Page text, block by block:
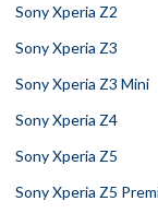
Sony Xperia Z2
Sony Xperia Z3
Sony Xperia Z3 Mini
Sony Xperia Z4
Sony Xperia Z5
Sony Xperia Z5